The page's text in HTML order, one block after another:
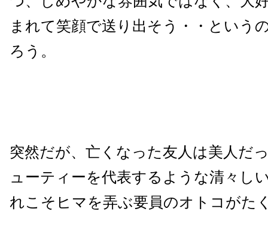
まれて笑顔で送り出そう・・という
ろう。
突然だが、亡くなった友人は美人だ
ューティーを代表するような清々し
れこそヒマを弄ぶ要員のオトコがた